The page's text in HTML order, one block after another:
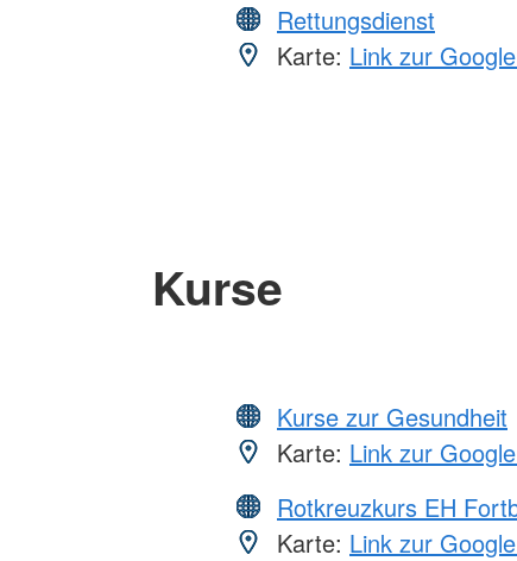
Rettungsdienst
Karte: Link zur
Kurse
Kurse zur Gesundheit
Karte: Link zur
Rotkreuzkurs EH
Karte: Link zur